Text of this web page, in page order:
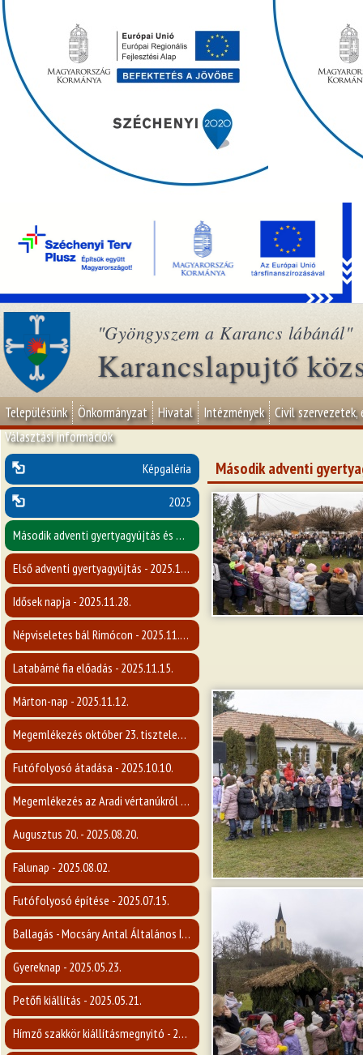
"Gyöngyszem a Karancs lábánál"
Karancslapujtő
Településünk Önkormányzat Hivatal Intézmények Civil szervezetek,
Választási információk
Képgaléria
2025
Második adventi gyertyagyújtás és Mikulás-napi műsor - 2025.12.07.
Első adventi gyertyagyújtás - 2025.11.30.
Idősek napja - 2025.11.28.
Népviseletes bál Rimócon - 2025.11.22.
Latabárné fia előadás - 2025.11.15.
Márton-nap - 2025.11.12.
Megemlékezés október 23. tiszteletére - 2025.10.22.
Futófolyosó átadása - 2025.10.10.
Megemlékezés az Aradi vértanúkról - 2025.10.06.
Augusztus 20. - 2025.08.20.
Falunap - 2025.08.02.
Futófolyosó építése - 2025.07.15.
Ballagás - Mocsáry Antal Általános Iskola - 2025.06.20
Gyereknap - 2025.05.23.
Petőfi kiállítás - 2025.05.21.
Hímző szakkör kiállításmegnyitó - 2025.05.19.
Második adventi